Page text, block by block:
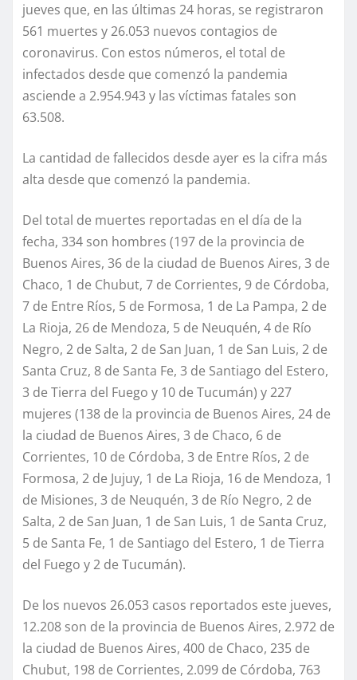
jueves que, en las últimas 24 horas, se registraron
561 muertes y 26.053 nuevos contagios de
coronavirus. Con estos números, el total de
infectados desde que comenzó la pandemia
asciende a 2.954.943 y las víctimas fatales son
63.508.
La cantidad de fallecidos desde ayer es la cifra más
alta desde que comenzó la pandemia.
Del total de muertes reportadas en el día de la
fecha, 334 son hombres (197 de la provincia de
Buenos Aires, 36 de la ciudad de Buenos Aires, 3 de
Chaco, 1 de Chubut, 7 de Corrientes, 9 de Córdoba,
7 de Entre Ríos, 5 de Formosa, 1 de La Pampa, 2 de
La Rioja, 26 de Mendoza, 5 de Neuquén, 4 de Río
Negro, 2 de Salta, 2 de San Juan, 1 de San Luis, 2 de
Santa Cruz, 8 de Santa Fe, 3 de Santiago del Estero,
3 de Tierra del Fuego y 10 de Tucumán) y 227
mujeres (138 de la provincia de Buenos Aires, 24 de
la ciudad de Buenos Aires, 3 de Chaco, 6 de
Corrientes, 10 de Córdoba, 3 de Entre Ríos, 2 de
Formosa, 2 de Jujuy, 1 de La Rioja, 16 de Mendoza, 1
de Misiones, 3 de Neuquén, 3 de Río Negro, 2 de
Salta, 2 de San Juan, 1 de San Luis, 1 de Santa Cruz,
5 de Santa Fe, 1 de Santiago del Estero, 1 de Tierra
del Fuego y 2 de Tucumán).
De los nuevos 26.053 casos reportados este jueves,
12.208 son de la provincia de Buenos Aires, 2.972 de
la ciudad de Buenos Aires, 400 de Chaco, 235 de
Chubut, 198 de Corrientes, 2.099 de Córdoba, 763